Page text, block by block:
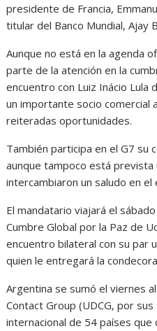
presidente de Francia,
titular del Banco Mundial, Ajay
Aunque no está en la agenda
parte de la atención en la
encuentro con Luiz Inácio Lula
un importante socio comercial
reiteradas oportunidades.
También participa en el G7 su
aunque tampoco está prevista
intercambiaron un saludo en el
El mandatario viajará el
Cumbre Global por la Paz de
encuentro bilateral con su par
quien le entregará la
Argentina se sumó el viernes
Contact Group (UDCG, por
internacional de 54 países que